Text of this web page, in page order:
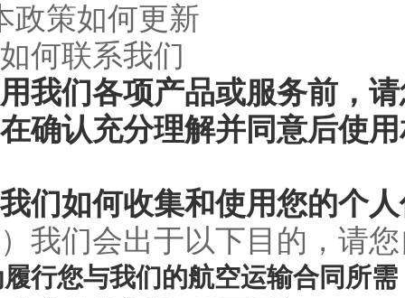
政策如何更新
何联系我们
我们各项产品或服务前，
确认充分理解并同意后使
们如何收集和使用您的个
我们会出于以下目的，请
行您与我们的航空运输合同所需